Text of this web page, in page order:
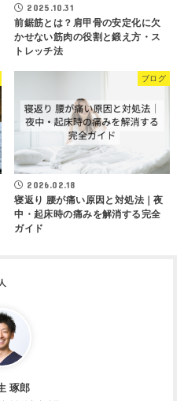
2025.10.31
前鋸筋とは？肩甲骨の安定化に欠
かせない筋肉の役割と鍛え方・ス
トレッチ法
ブログ
2026.02.18
寝返り 腰が痛い原因と対処法｜夜
中・起床時の痛みを解消する完全
ガイド
琢郎